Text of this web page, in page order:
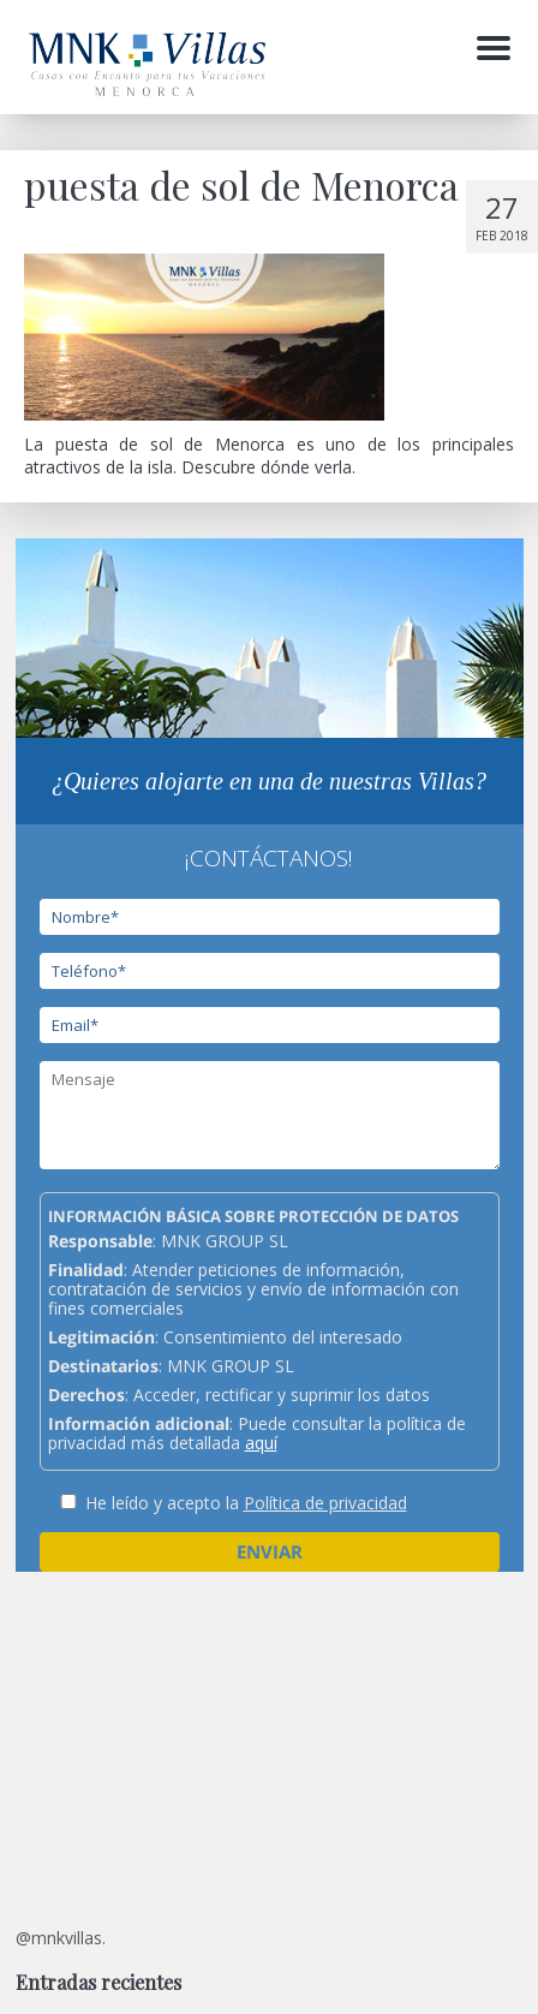
Menu
27
FEB 2018
puesta de sol de Menorca
La puesta de sol de Menorca es uno de los principales
atractivos de la isla. Descubre dónde verla.
¿Quieres alojarte en una de nuestras Villas?
¡CONTÁCTANOS!
INFORMACIÓN BÁSICA SOBRE PROTECCIÓN DE DATOS
Responsable: MNK GROUP SL
Finalidad: Atender peticiones de información,
contratación de servicios y envío de información con
fines comerciales
Legitimación: Consentimiento del interesado
Destinatarios: MNK GROUP SL
Derechos: Acceder, rectificar y suprimir los datos
Información adicional: Puede consultar la política de
privacidad más detallada aquí
He leído y acepto la Política de privacidad
@mnkvillas.
Entradas recientes